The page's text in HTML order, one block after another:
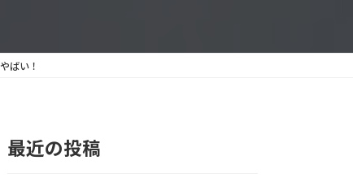
ばい！
最近の投稿